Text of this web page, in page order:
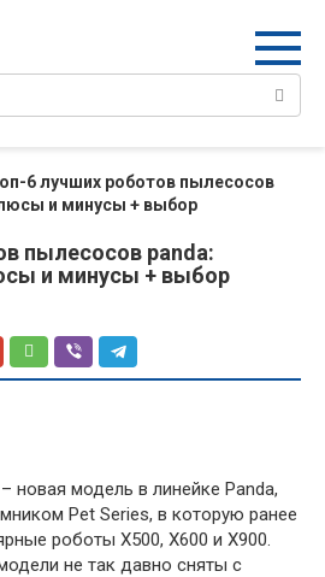
6 лучших роботов пылесосов
и минусы + выбор
пылесосов panda:
и минусы + выбор
новая модель в линейке Panda,
Pet Series, в которую ранее
роботы X500, X600 и X900.
не так давно сняты с